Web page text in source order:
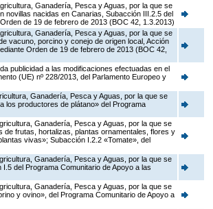
Ganadería, Pesca y Aguas, por la que se
nacidas en Canarias, Subacción III.2.5 del
de 19 de febrero de 2013 (BOC 42, 1.3.2013)
Ganadería, Pesca y Aguas, por la que se
vacuno, porcino y conejo de origen local, Acción
Orden de 19 de febrero de 2013 (BOC 42,
publicidad a las modificaciones efectuadas en el
(UE) nº 228/2013, del Parlamento Europeo y
Ganadería, Pesca y Aguas, por la que se
los productores de plátano» del Programa
Ganadería, Pesca y Aguas, por la que se
de frutas, hortalizas, plantas ornamentales, flores y
vivas»; Subacción I.2.2 «Tomate», del
Ganadería, Pesca y Aguas, por la que se
del Programa Comunitario de Apoyo a las
Ganadería, Pesca y Aguas, por la que se
y ovino», del Programa Comunitario de Apoyo a